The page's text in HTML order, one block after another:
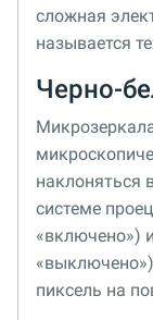
сложная
называется
Черно-
наклоняться
системе
«включено»)
пиксель на